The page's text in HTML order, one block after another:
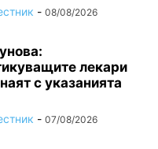
- 08/08/2026
лекари
с указанията
- 07/08/2026